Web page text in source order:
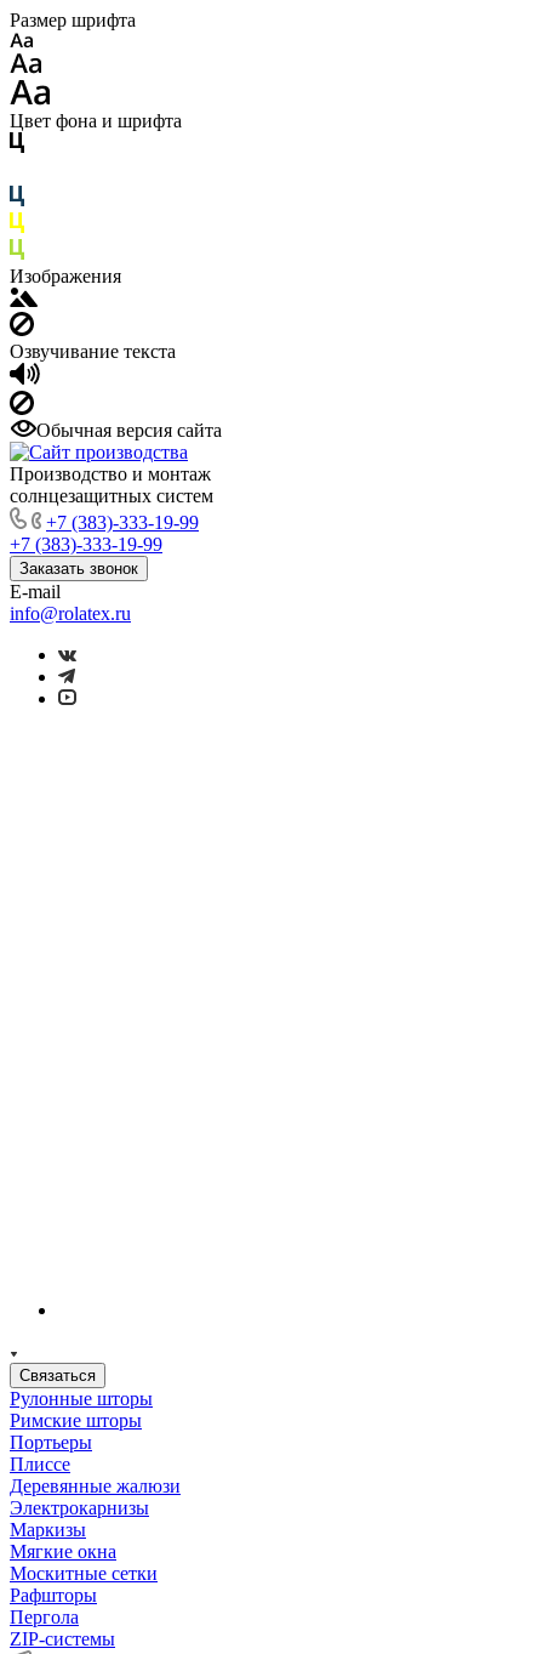
Размер шрифта
Цвет фона и шрифта
Изображения
Озвучивание текста
Обычная версия сайта
Производство и монтаж
солнцезащитных систем
+7 (383)-333-19-99
+7 (383)-333-19-99
Заказать звонок
E-mail
info@rolatex.ru
Связаться
Рулонные шторы
Римские шторы
Портьеры
Плиссе
Деревянные жалюзи
Электрокарнизы
Маркизы
Мягкие окна
Москитные сетки
Рафшторы
Пергола
ZIP-системы